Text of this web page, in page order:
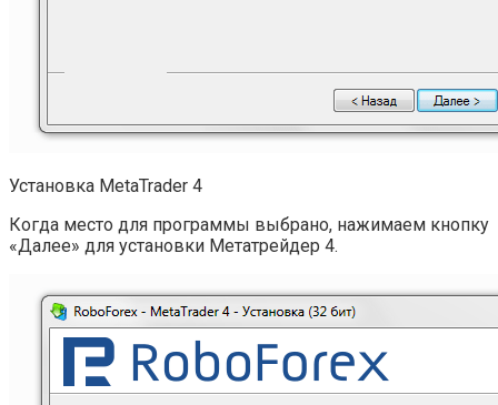
Установка MetaTrader 4
Когда место для программы выбрано, нажимаем кнопку
«Далее» для установки Метатрейдер 4.